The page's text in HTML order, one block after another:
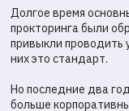
Долгое время
прокторинга были
привыкли проводить
них это стандарт.
Но последние два
больше
Поддержка